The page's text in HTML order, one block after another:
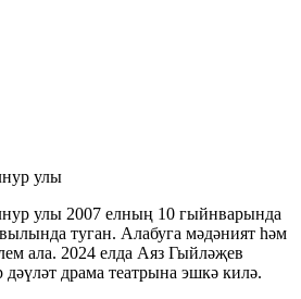
улы
улы 2007 елның 10 гыйнварында
туган. Алабуга мәдәният һәм
ала. 2024 елда Аяз Гыйләҗев
дәүләт драма театрына эшкә килә.